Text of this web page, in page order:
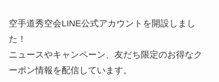
空手道秀空会LINE公式アカウントを開設しまし
た！
ニュースやキャンペーン、友だち限定のお得なク
ーポン情報を配信しています。